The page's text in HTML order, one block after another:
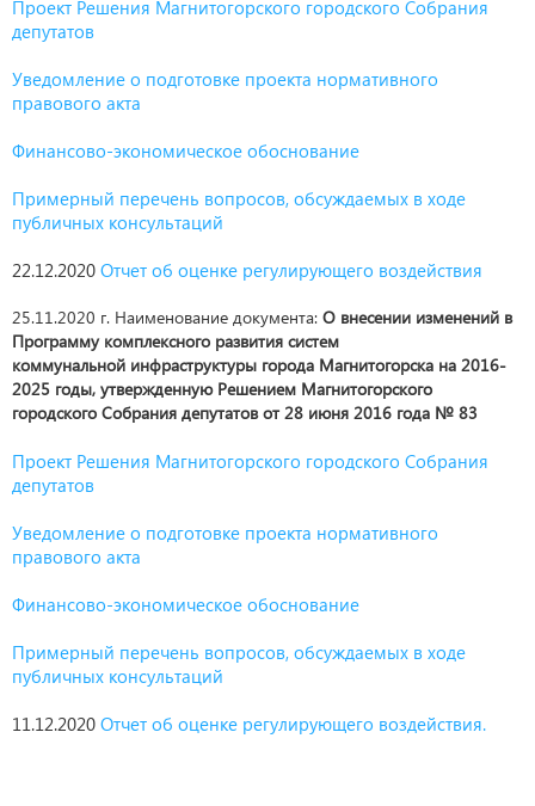
Проект Решения Магнитогорского городского Собрания
депутатов
Уведомление о подготовке проекта нормативного
правового акта
Финансово-экономическое обоснование
Примерный перечень вопросов, обсуждаемых в ходе
публичных консультаций
22.12.2020 Отчет об оценке регулирующего воздействия
25.11.2020 г. Наименование документа: О внесении изменений в
Программу комплексного развития систем
коммунальной инфраструктуры города Магнитогорска на 2016-
2025 годы, утвержденную Решением Магнитогорского
городского Собрания депутатов от 28 июня 2016 года № 83
Проект Решения Магнитогорского городского Собрания
депутатов
Уведомление о подготовке проекта нормативного
правового акта
Финансово-экономическое обоснование
Примерный перечень вопросов, обсуждаемых в ходе
публичных консультаций
11.12.2020 Отчет об оценке регулирующего воздействия.